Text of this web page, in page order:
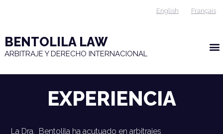
English Français
BENTOLILA LAW
ARBITRAJE Y DERECHO INTERNACIONAL
EXPERIENCIA
La Dra. Bentolila ha acutuado en arbitrajes